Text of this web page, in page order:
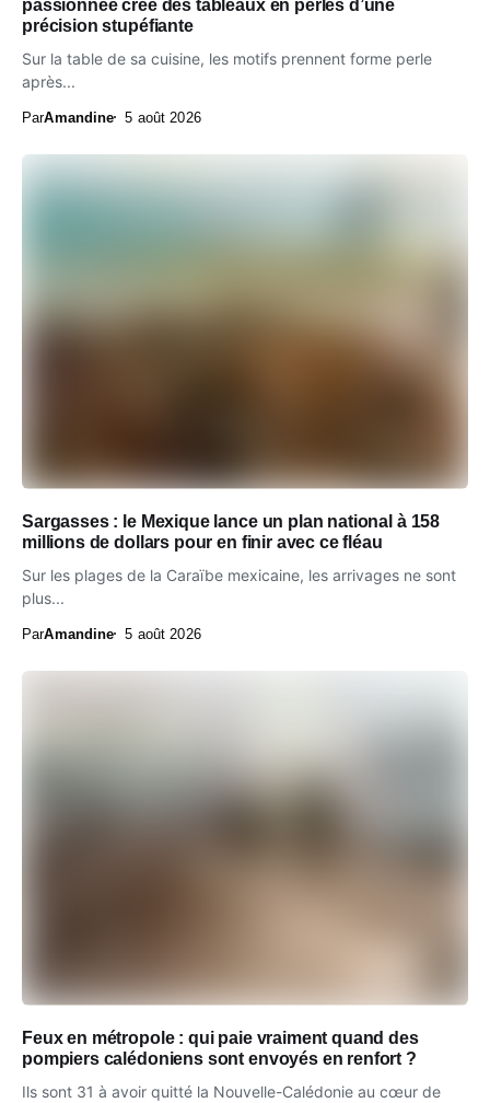
passionnée crée des tableaux en perles d’une
précision stupéfiante
Sur la table de sa cuisine, les motifs prennent forme perle
après...
ParAmandine 5 août 2026
Sargasses : le Mexique lance un plan national à 158
millions de dollars pour en finir avec ce fléau
Sur les plages de la Caraïbe mexicaine, les arrivages ne sont
plus...
ParAmandine 5 août 2026
Feux en métropole : qui paie vraiment quand des
pompiers calédoniens sont envoyés en renfort ?
Ils sont 31 à avoir quitté la Nouvelle-Calédonie au cœur de